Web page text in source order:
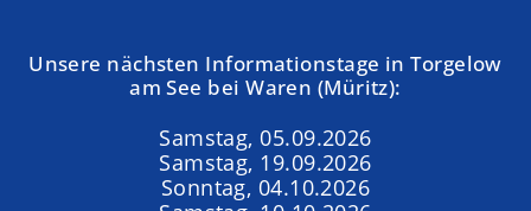
Unsere nächsten Informationstage in Torgelow
am See bei Waren (Müritz):
Samstag, 05.09.2026
Samstag, 19.09.2026
Sonntag, 04.10.2026